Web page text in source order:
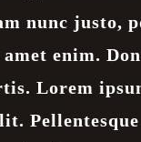
nunc justo,
enim.
Lorem